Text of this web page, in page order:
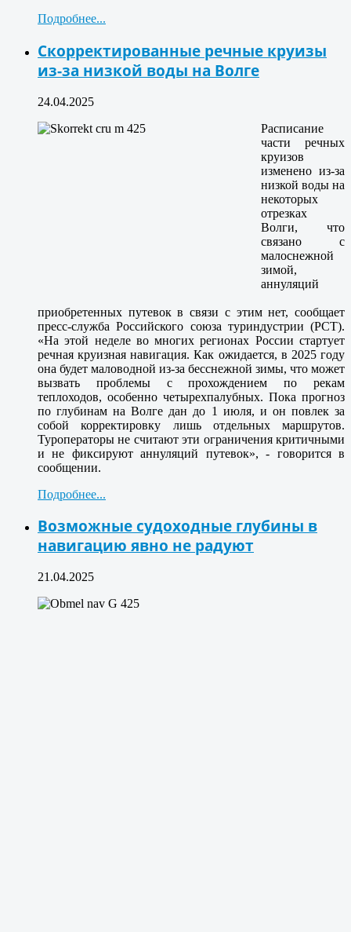
Подробнее...
Скорректированные речные круизы
из-за низкой воды на Волге
24.04.2025
Расписание
части речных
круизов
изменено из-за
низкой воды на
некоторых
отрезках
Волги, что
связано с
малоснежной
зимой,
аннуляций
приобретенных путевок в связи с этим нет, сообщает
пресс-служба Российского союза туриндустрии (РСТ).
«На этой неделе во многих регионах России стартует
речная круизная навигация. Как ожидается, в 2025 году
она будет маловодной из-за бесснежной зимы, что может
вызвать проблемы с прохождением по рекам
теплоходов, особенно четырехпалубных. Пока прогноз
по глубинам на Волге дан до 1 июля, и он повлек за
собой корректировку лишь отдельных маршрутов.
Туроператоры не считают эти ограничения критичными
и не фиксируют аннуляций путевок», - говорится в
сообщении.
Подробнее...
Возможные судоходные глубины в
навигацию явно не радуют
21.04.2025